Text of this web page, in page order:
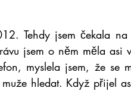
Tehdy jsem čekala
jsem o něm měla
myslela jsem, že se
hledat. Když přijel